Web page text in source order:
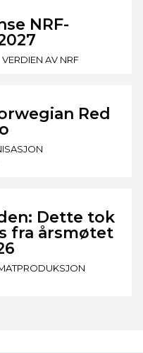
NRF-
VERDIEN AV NRF
Red
Dette tok
fra årsmøtet